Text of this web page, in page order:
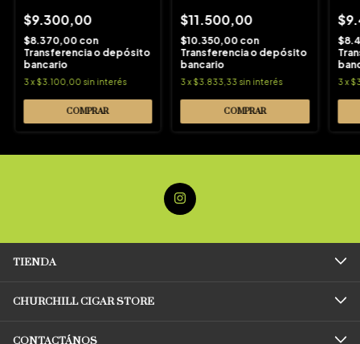
$9.300,00
$8.370,00 con
Transferencia o depósito
bancario
3x$3.100,00 sin interés
$11.500,00
$10.350,00 con
Transferencia o depósito
bancario
3 x$3.833,33 sin interés 3x
TIENDA
CHURCHILL CIGAR STORE
CONTACTÁNOS